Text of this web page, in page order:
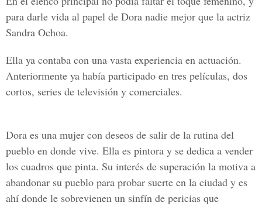
para darle vida al papel de Dora nadie mejor que la actriz
Sandra Ochoa.
Ella ya contaba con una vasta experiencia en actuación.
Anteriormente ya había participado en tres películas, dos
cortos, series de televisión y comerciales.
Dora es una mujer con deseos de salir de la rutina del
pueblo en donde vive. Ella es pintora y se dedica a vender
los cuadros que pinta. Su interés de superación la motiva a
abandonar su pueblo para probar suerte en la ciudad y es
ahí donde le sobrevienen un sinfín de pericias que